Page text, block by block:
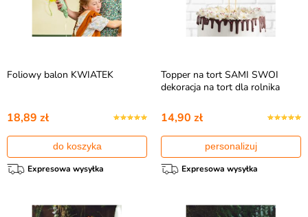
Foliowy balon KWIATEK
18,89 zł
do koszyka
Expresowa wysyłka
Topper na tort SAMI SWOI
dekoracja na tort dla rolnika
14,90 zł
personalizuj
Expresowa wysyłka